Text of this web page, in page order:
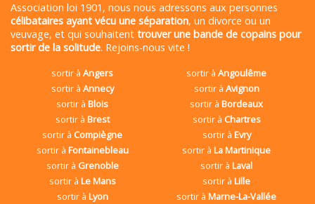
Association loi 1901, nous nous adressons aux personnes
célibataires ayant vécu une séparation, un divorce ou un
veuvage, et qui souhaitent trouver une bande de copains pour
sortir de la solitude. Rejoins-nous vite !
sortir àAngers sortir àAngoulême
sortir à Annecy sortir à Avignon
sortir àBlois sortir àBordeaux
sortir à Brest sortir à Chartres
sortir à Compiègne sortir à Evry
sortir à Fontainebleau sortir àLa Martinique
sortir à Grenoble sortir àLaval
sortir à Le Mans sortir àLille
sortir à Lyon sortir àMarne-La-Vallée